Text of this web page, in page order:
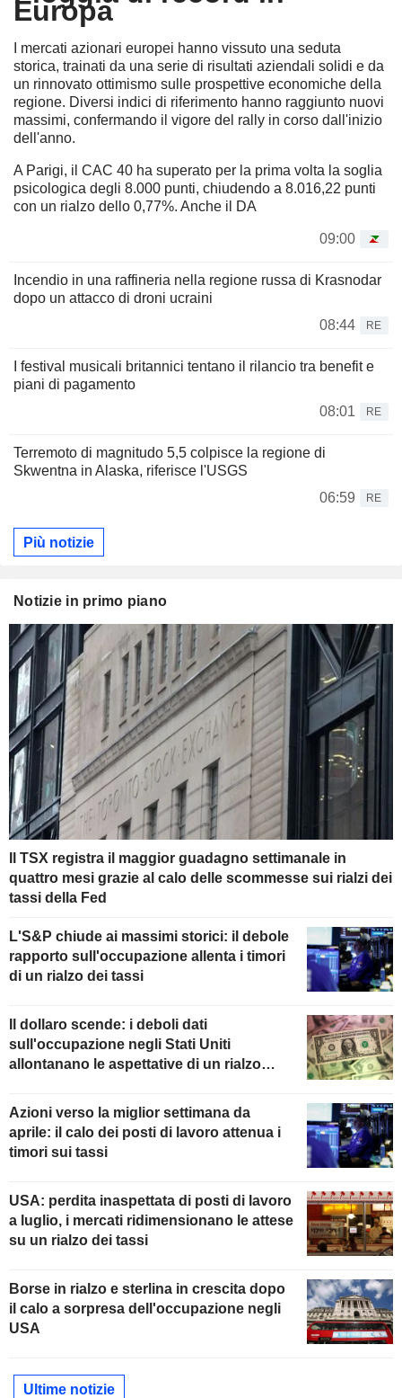
Europa
I mercati azionari europei hanno vissuto una seduta
storica, trainati da una serie di risultati aziendali solidi e da
un rinnovato ottimismo sulle prospettive economiche della
regione. Diversi indici di riferimento hanno raggiunto nuovi
massimi, confermando il vigore del rally in corso dall'inizio
dell'anno.
A Parigi, il CAC 40 ha superato per la prima volta la soglia
psicologica degli 8.000 punti, chiudendo a 8.016,22 punti
con un rialzo dello 0,77%. Anche il DA
09:00
Incendio in una raffineria nella regione russa di Krasnodar
dopo un attacco di droni ucraini
08:44
RE
I festival musicali britannici tentano il rilancio tra benefit e
piani di pagamento
08:01
RE
Terremoto di magnitudo 5,5 colpisce la regione di
Skwentna in Alaska, riferisce l'USGS
06:59
RE
Più notizie
Notizie in primo piano
Il TSX registra il maggior guadagno settimanale in
quattro mesi grazie al calo delle scommesse sui rialzi dei
tassi della Fed
L'S&P chiude ai massimi storici: il debole
rapporto sull'occupazione allenta i timori
di un rialzo dei tassi
Il dollaro scende: i deboli dati
sull'occupazione negli Stati Uniti
allontanano le aspettative di un rialzo
Azioni verso la miglior settimana da
aprile: il calo dei posti di lavoro attenua i
timori sui tassi
USA: perdita inaspettata di posti di lavoro
a luglio, i mercati ridimensionano le attese
su un rialzo dei tassi
Borse in rialzo e sterlina in crescita dopo
il calo a sorpresa dell'occupazione negli
USA
Ultime notizie